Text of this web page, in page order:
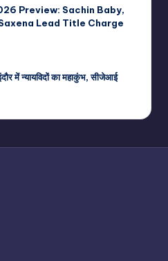
Preview: Sachin Baby,
Lead Title Charge
न्यायविदों का महाकुंभ, सीजेआई